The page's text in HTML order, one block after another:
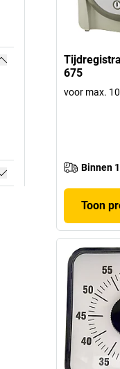
675
voor max.
Binnen
Toon